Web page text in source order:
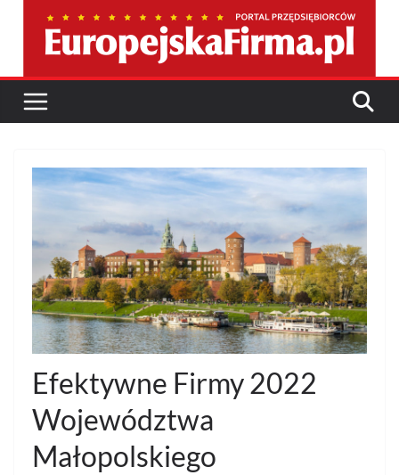
Efektywne Firmy 2022
Województwa
Małopolskiego